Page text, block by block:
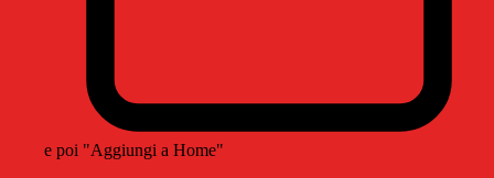
e poi "Aggiungi a Home"